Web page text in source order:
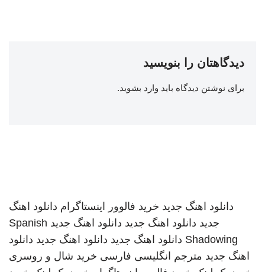
دیدگاهتان را بنویسید
برای نوشتن دیدگاه باید وارد بشوید.
دانلود اهنگ جدید خرید فالوور اینستاگرام دانلود اهنگ
جدید دانلود اهنگ جدید دانلود اهنگ جدید Spanish
Shadowing دانلود اهنگ جدید دانلود اهنگ جدید دانلود
اهنگ جدید مترجم انگلیسی فارسی خرید شال و روسری